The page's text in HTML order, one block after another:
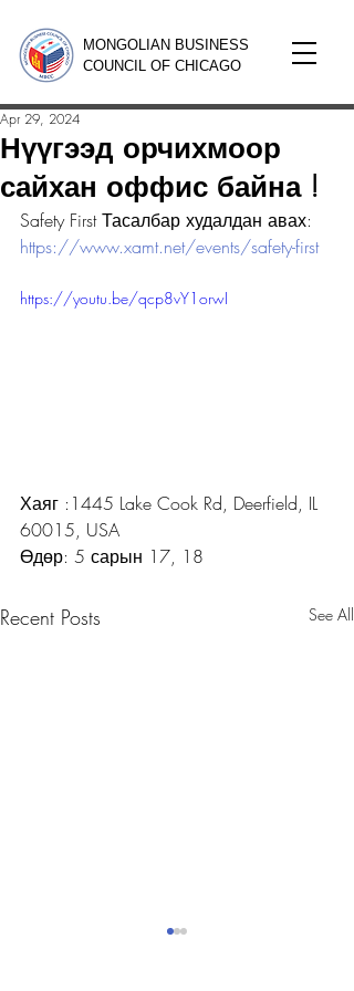
MONGOLIAN BUSINESS
COUNCIL OF CHICAGO
Нүүгээд орчихмоор
сайхан оффис байна !
Apr 29, 2024
Safety First Тасалбар худалдан авах:
https://www.xamt.net/events/safety-first
https://youtu.be/qcp8vY1orwI
Хаяг :1445 Lake Cook Rd, Deerfield, IL
60015, USA
Өдөр: 5 сарын 17, 18
Recent Posts See All